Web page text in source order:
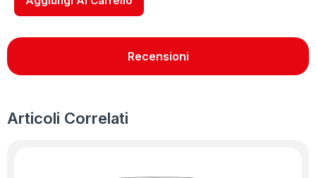
Recensioni
Articoli Correlati